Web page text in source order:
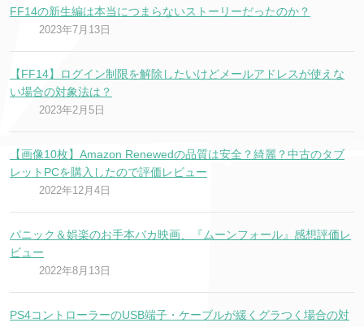
FF14の新生編は本当につまらないストーリーだったのか？
2023年7月13日
【FF14】ログイン制限を解除したいけどメールアドレスが使えな
い場合の対象法は？
2023年2月5日
【画像10枚】Amazon Renewedの品質は安全？綺麗？中古のタブ
レットPCを購入したので評価レビュー
2022年12月4日
パニック＆娯楽のお手本バカ映画、『ムーンフォール』感想評価レ
ビュー
2022年8月13日
PS4コントローラーのUSB端子・ケーブルが緩くグラつく場合の対